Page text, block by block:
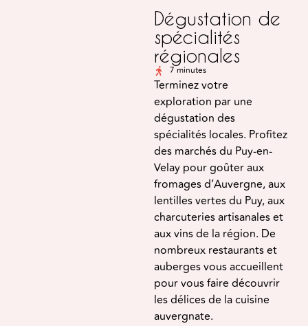
Dégustation de
spécialités
régionales
7 minutes
Terminez votre
exploration par une
dégustation des
spécialités locales. Profitez
des marchés du Puy-en-
Velay pour goûter aux
fromages d’Auvergne, aux
lentilles vertes du Puy, aux
charcuteries artisanales et
aux vins de la région. De
nombreux restaurants et
auberges vous accueillent
pour vous faire découvrir
les délices de la cuisine
auvergnate.